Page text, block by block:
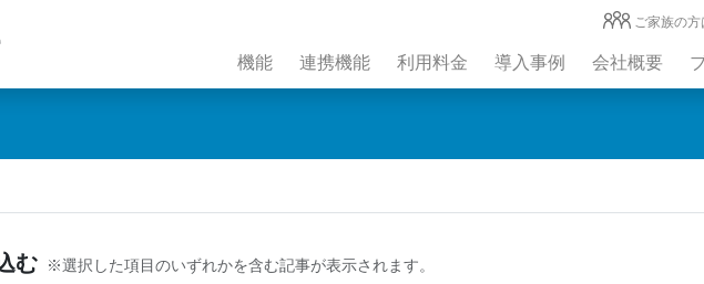
ご家族の方
機能 連携機能 利用料金 導入事例 会社概要
む ※選択した項目のいずれかを含む記事が表示されます。